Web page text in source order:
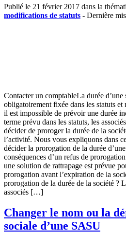
Publié le 21 février 2017 dans la
modifications de statuts - Dernière
Contacter un comptableLa durée d’une
obligatoirement fixée dans les statuts et
il est impossible de prévoir une durée
terme prévu dans les statuts, les
décider de proroger la durée de la
l’activité. Nous vous expliquons dans
décider la prorogation de la durée
conséquences d’un refus de
une solution de rattrapage est prévue
prorogation avant l’expiration de la
prorogation de la durée de la société ?
associés […]
Changer le nom ou la
sociale d’une SASU